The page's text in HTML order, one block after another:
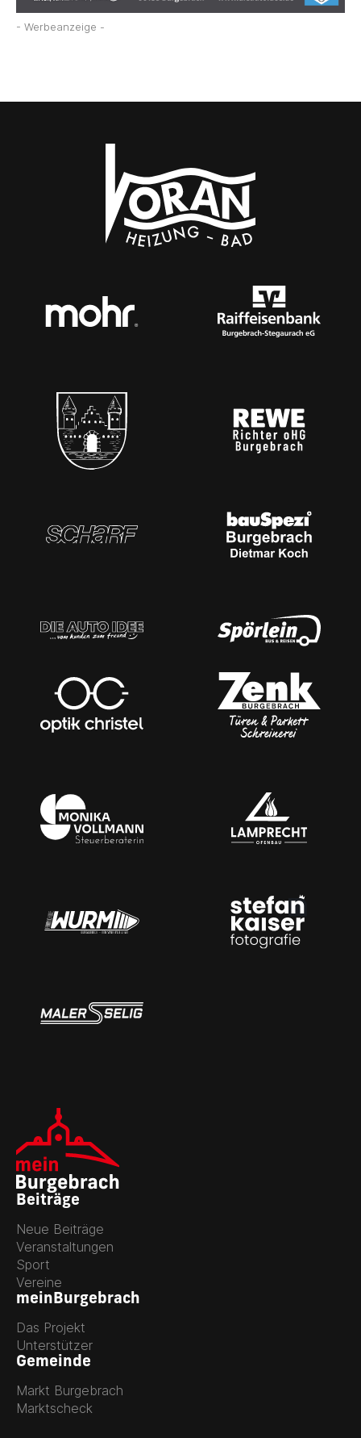
- Werbeanzeige -
Beiträge
Neue Beiträge
Veranstaltungen
Sport
Vereine
meinBurgebrach
Das Projekt
Unterstützer
Gemeinde
Markt Burgebrach
Marktscheck